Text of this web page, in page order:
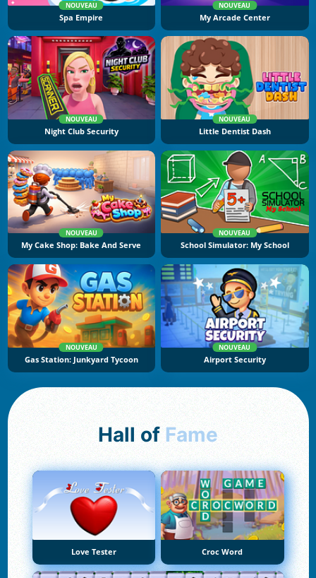
NOUVEAU
Spa Empire
NOUVEAU
My Arcade Center
NOUVEAU
Night Club Security
NOUVEAU
Little Dentist Dash
NOUVEAU
My Cake Shop: Bake And Serve
NOUVEAU
School Simulator: My School
NOUVEAU
Gas Station: Junkyard Tycoon
NOUVEAU
Airport Security
Hall of Fame
Love Tester Croc Word